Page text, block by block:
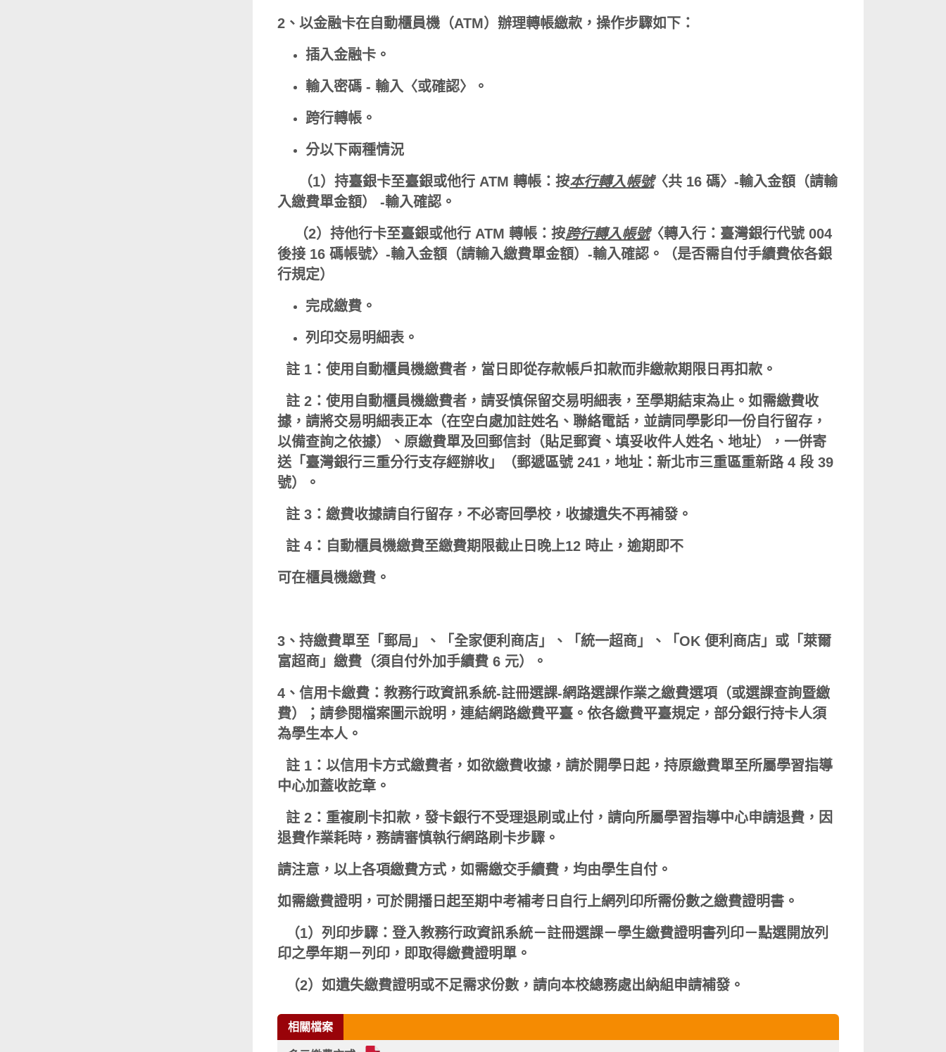
2、以金融卡在自動櫃員機（ATM）辦理轉帳繳款，操作步驟如下：
插入金融卡。
輸入密碼 - 輸入〈或確認〉。
跨行轉帳。
分以下兩種情況
 （1）持臺銀卡至臺銀或他行 ATM 轉帳：按本行轉入帳號〈共 16 碼〉-輸入金額（請輸
入繳費單金額） -輸入確認。
（2）持他行卡至臺銀或他行 ATM 轉帳：按跨行轉入帳號〈轉入行：臺灣銀行代號 004
後接 16 碼帳號〉-輸入金額（請輸入繳費單金額）-輸入確認。（是否需自付手續費依各銀
行規定）
完成繳費。
列印交易明細表。
註 1：使用自動櫃員機繳費者，當日即從存款帳戶扣款而非繳款期限日再扣款。
註 2：使用自動櫃員機繳費者，請妥慎保留交易明細表，至學期結束為止。如需繳費收
據，請將交易明細表正本（在空白處加註姓名、聯絡電話，並請同學影印一份自行留存，
以備查詢之依據）、原繳費單及回郵信封（貼足郵資、填妥收件人姓名、地址），一併寄
送「臺灣銀行三重分行支存經辦收」（郵遞區號 241，地址：新北巿三重區重新路 4 段 39
號）。
註 3：繳費收據請自行留存，不必寄回學校，收據遺失不再補發。
註 4：自動櫃員機繳費至繳費期限截止日晚上12 時止，逾期即不
可在櫃員機繳費。
3、持繳費單至「郵局」、「全家便利商店」、「統一超商」、「OK 便利商店」或「萊爾
富超商」繳費（須自付外加手續費 6 元）。
4、信用卡繳費：教務行政資訊系統-註冊選課-網路選課作業之繳費選項（或選課查詢暨繳
費）；請參閱檔案圖示說明，連結網路繳費平臺。依各繳費平臺規定，部分銀行持卡人須
為學生本人。
註 1：以信用卡方式繳費者，如欲繳費收據，請於開學日起，持原繳費單至所屬學習指導
中心加蓋收訖章。
註 2：重複刷卡扣款，發卡銀行不受理退刷或止付，請向所屬學習指導中心申請退費，因
退費作業耗時，務請審慎執行網路刷卡步驟。
請注意，以上各項繳費方式，如需繳交手續費，均由學生自付。
如需繳費證明，可於開播日起至期中考補考日自行上網列印所需份數之繳費證明書。
 （1）列印步驟：登入教務行政資訊系統－註冊選課－學生繳費證明書列印－點選開放列
印之學年期－列印，即取得繳費證明單。
（2）如遺失繳費證明或不足需求份數，請向本校總務處出納組申請補發。
相關檔案